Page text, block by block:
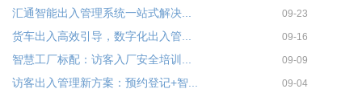
汇通智能出入管理系统一站式解决... 09-23
货车出入高效引导，数字化出入管... 09-16
智慧工厂标配：访客入厂安全培训... 09-09
访客出入管理新方案：预约登记+智... 09-04